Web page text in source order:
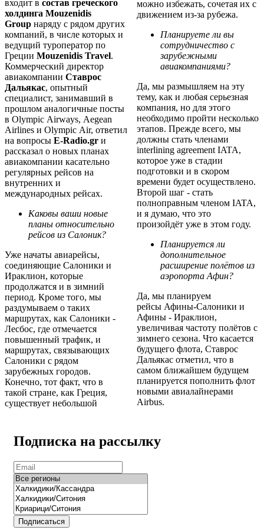
входит в состав греческого
холдинга Mouzenidis
Group наряду с рядом других
компаний, в числе которых и
ведущий туроператор по
Греции Mouzenidis Travel.
Коммерческий директор
авиакомпании Ставрос
Дальякас, опытный
специалист, занимавший в
прошлом аналогичные посты
в Olympic Airways, Aegean
Airlines и Olympic Air, ответил
на вопросы E-Radio.gr и
рассказал о новых планах
авиакомпании касательно
регулярных рейсов на
внутренних и
международных рейсах.
Каковы ваши новые
планы относительно
рейсов из Салоник?
Уже начаты авиарейсы,
соединяющие Салоники и
Ираклион, которые
продолжатся и в зимний
период. Кроме того, мы
раздумываем о таких
маршрутах, как Салоники -
Лесбос, где отмечается
повышенный трафик, и
маршрутах, связывающих
Салоники с рядом
зарубежных городов.
Конечно, тот факт, что в
такой стране, как Греция,
существует небольшой
можно избежать, сочетая их с
движением из-за рубежа.
Планируете ли вы
сотрудничество с
зарубежными
авиакомпаниями?
Да, мы размышляем на эту
тему, как и любая серьезная
компания, но для этого
необходимо пройти несколько
этапов. Прежде всего, мы
должны стать членами
interlining agreement IATA,
которое уже в стадии
подготовки и в скором
времени будет осуществлено.
Второй шаг - стать
полноправным членом IATA,
и я думаю, что это
произойдёт уже в этом году.
Планируется ли
дополнительное
расширение полётов из
аэропорта Афин?
Да, мы планируем
рейсы Афины-Салоники и
Афины - Ираклион,
увеличивая частоту полётов с
зимнего сезона. Что касается
будущего флота, Ставрос
Дальякас отметил, что в
самом ближайшем будущем
планируется пополнить флот
новыми авиалайнерами
Airbus.
Подписка на рассылку
Подписаться